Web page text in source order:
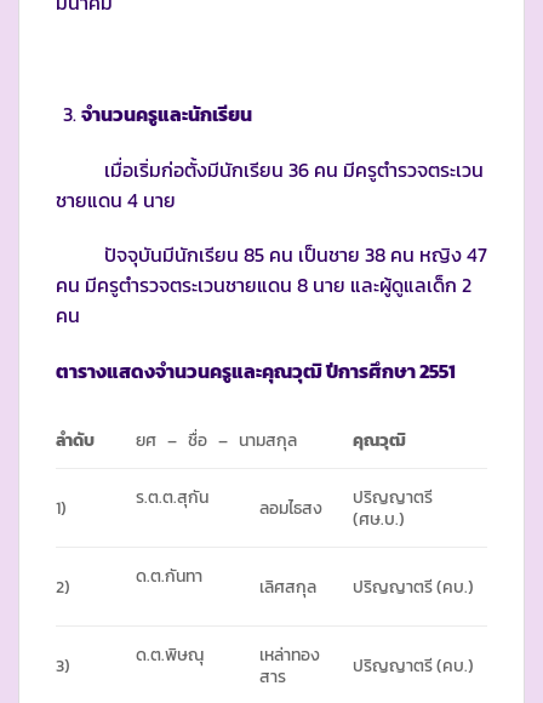
จำนวนครูและนักเรียน
เมื่อเริ่มก่อตั้งมีนักเรียน 36 คน มีครูตำรวจตระเวน
ชายแดน 4 นาย
ปัจจุบันมีนักเรียน 85 คน เป็นชาย 38 คน หญิง 47
คน มีครูตำรวจตระเวนชายแดน 8 นาย และผู้ดูแลเด็ก 2
คน
ตารางแสดงจำนวนครูและคุณวุฒิ ปีการศึกษา2551
ลำดับ ยศ – ชื่อ – นามสกุล คุณวุฒิ
1) ร.ต.ต.สุกัน ลอมไธสง
ปริญญาตรี
(ศษ.บ.)
2) ด.ต.กันทา เลิศสกุล ปริญญาตรี (คบ.)
3) ด.ต.พิษณุ
เหล่าทอง
สาร
ปริญญาตรี (คบ.)